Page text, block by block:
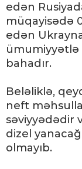
edən
müqayisədə
edən
ümumiyyətlə
bahadır.
Beləliklə,
neft
səviyyədədir
dizel
olmayıb.